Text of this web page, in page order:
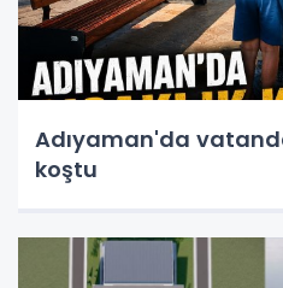
Adıyaman'da
koştu